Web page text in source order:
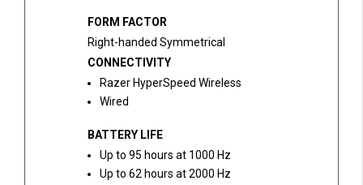
FORM FACTOR
Right-handed Symmetrical
CONNECTIVITY
Razer HyperSpeed Wireless
Wired
BATTERY LIFE
Up to 95 hours at 1000 Hz
Up to 62 hours at 2000 Hz